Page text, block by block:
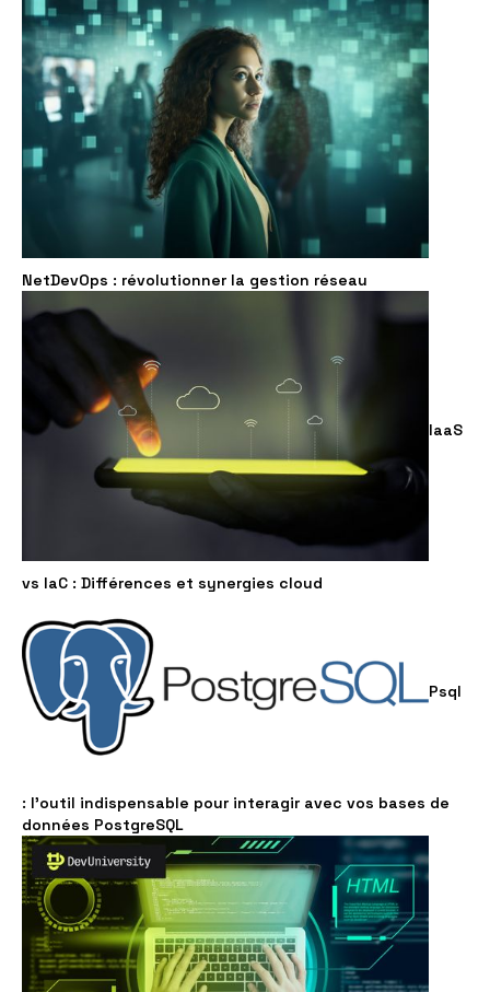
NetDevOps : révolutionner la gestion réseau
IaaS
vs IaC : Différences et synergies cloud
Psql
: l'outil indispensable pour interagir avec vos bases de
données PostgreSQL